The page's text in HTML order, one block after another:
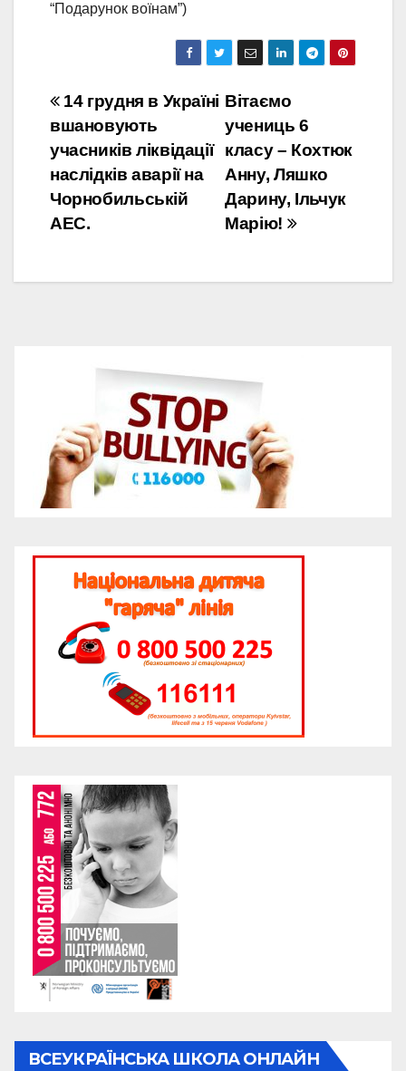
“Подарунок воїнам”)
Навігація
записів
Вітаємо
учениць 6
класу – Кохтюк
Анну, Ляшко
Дарину, Ільчук
Марію!
14 грудня в Україні
вшановують
учасників ліквідації
наслідків аварії на
Чорнобильській
АЕС.
ВСЕУКРАЇНСЬКА ШКОЛА ОНЛАЙН